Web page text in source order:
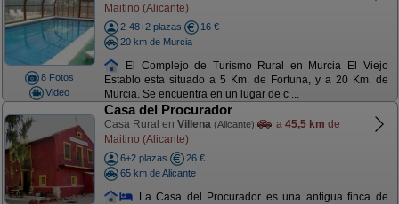
8 Fotos
Video
Maitino (Alicante)
2-48+2 plazas
16 €
20 km de Murcia
El Complejo de Turismo Rural en Murcia El Viejo
Establo esta situado a 5 Km. de Fortuna, y a 20 Km. de
Murcia. Se encuentra en un lugar de c ...
Casa del Procurador
Casa Rural en Villena (Alicante) a 45,5 km de
Maitino (Alicante)
6+2 plazas
26 €
65 km de Alicante
La Casa del Procurador es una antigua finca de